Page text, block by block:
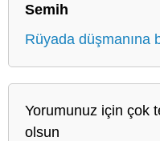
Semih
Rüyada düşmanına
Yorumunuz için çok
olsun